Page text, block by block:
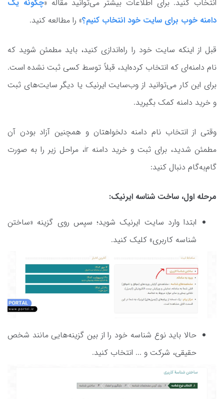
انتخاب کنید. برای اطلاعات بیشتر می‌توانید مقاله «چگونه یک
دامنه خوب برای سایت خود انتخاب کنیم؟» را مطالعه کنید.
قبل از اینکه سایت خود را راه‌اندازی کنید، باید مطمئن شوید که
نام دامنه‌ای که انتخاب کرده‌اید، قبلاً توسط کسی ثبت نشده است.
برای این کار می‌توانید از وب‌سایت ایرنیک یا دیگر سایت‌های ثبت
و خرید دامنه کمک بگیرید.
وقتی از انتخاب نام دامنه دلخواهتان و همچنین آزاد بودن آن
مطمئن شدید، برای ثبت و خرید دامنه ir، مراحل زیر را به صورت
گام‌به‌گام دنبال کنید:
مرحله اول، ساخت شناسه ایرنیک:
ابتدا وارد سایت ایرنیک شوید؛ سپس روی گزینه «ساختن
شناسه کاربری» کلیک کنید.
حالا باید نوع شناسه خود را از بین گزینه‌هایی مانند شخص
حقیقی، شرکت و ... انتخاب کنید.